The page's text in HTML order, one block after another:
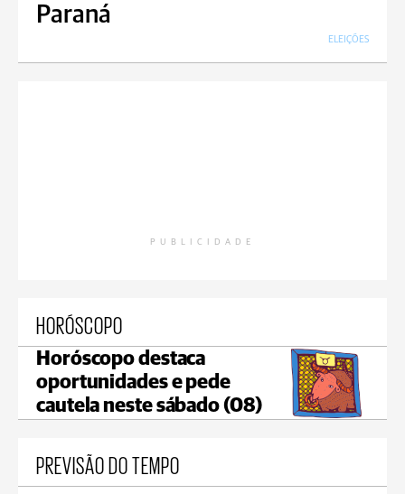
Paraná
ELEIÇÕES
PUBLICIDADE
HORÓSCOPO
Horóscopo destaca
oportunidades e pede
cautela neste sábado (08)
PREVISÃO DO TEMPO